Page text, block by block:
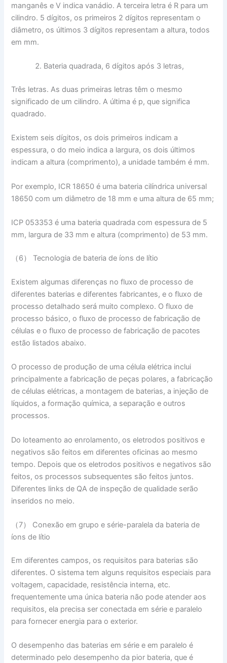
manganês e V indica vanádio. A terceira letra é R para um
cilindro. 5 dígitos, os primeiros 2 dígitos representam o
diâmetro, os últimos 3 dígitos representam a altura, todos
em mm.
Bateria quadrada, 6 dígitos após 3 letras,
Três letras. As duas primeiras letras têm o mesmo
significado de um cilindro. A última é p, que significa
quadrado.
Existem seis dígitos, os dois primeiros indicam a
espessura, o do meio indica a largura, os dois últimos
indicam a altura (comprimento), a unidade também é mm.
Por exemplo, ICR 18650 é uma bateria cilíndrica universal
18650 com um diâmetro de 18 mm e uma altura de 65 mm;
ICP 053353 é uma bateria quadrada com espessura de 5
mm, largura de 33 mm e altura (comprimento) de 53 mm.
（6） Tecnologia de bateria de íons de lítio
Existem algumas diferenças no fluxo de processo de
diferentes baterias e diferentes fabricantes, e o fluxo de
processo detalhado será muito complexo. O fluxo de
processo básico, o fluxo de processo de fabricação de
células e o fluxo de processo de fabricação de pacotes
estão listados abaixo.
O processo de produção de uma célula elétrica inclui
principalmente a fabricação de peças polares, a fabricação
de células elétricas, a montagem de baterias, a injeção de
líquidos, a formação química, a separação e outros
processos.
Do loteamento ao enrolamento, os eletrodos positivos e
negativos são feitos em diferentes oficinas ao mesmo
tempo. Depois que os eletrodos positivos e negativos são
feitos, os processos subsequentes são feitos juntos.
Diferentes links de QA de inspeção de qualidade serão
inseridos no meio.
（7） Conexão em grupo e série-paralela da bateria de
íons de lítio
Em diferentes campos, os requisitos para baterias são
diferentes. O sistema tem alguns requisitos especiais para
voltagem, capacidade, resistência interna, etc.
frequentemente uma única bateria não pode atender aos
requisitos, ela precisa ser conectada em série e paralelo
para fornecer energia para o exterior.
O desempenho das baterias em série e em paralelo é
determinado pelo desempenho da pior bateria, que é